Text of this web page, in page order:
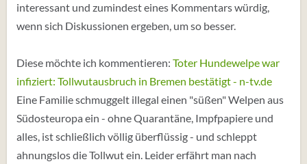
interessant und zumindest eines Kommentars würdig,
wenn sich Diskussionen ergeben, um so besser.
Diese möchte ich kommentieren: Toter Hundewelpe war
infiziert: Tollwutausbruch in Bremen bestätigt - n-tv.de
Eine Familie schmuggelt illegal einen "süßen" Welpen aus
Südosteuropa ein - ohne Quarantäne, Impfpapiere und
alles, ist schließlich völlig überflüssig - und schleppt
ahnungslos die Tollwut ein. Leider erfährt man nach